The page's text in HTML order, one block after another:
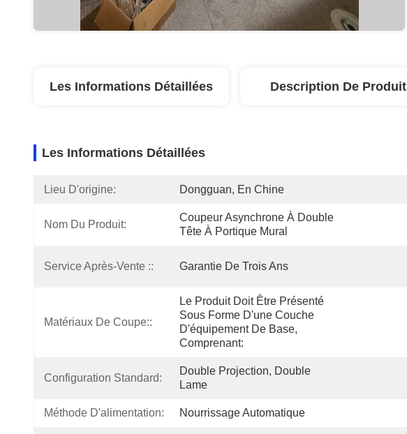
Les Informations Détaillées Description De Produit
Les Informations Détaillées
Lieu D'origine: Dongguan, En Chine
Nom Du Produit:
Coupeur Asynchrone À Double
Tête À Portique Mural
Service Après-Vente :: Garantie De Trois Ans
Matériaux De Coupe::
Le Produit Doit Être Présenté
Sous Forme D'une Couche
D'équipement De Base,
Comprenant:
Configuration Standard:
Double Projection, Double
Lame
Méthode D'alimentation: Nourrissage Automatique